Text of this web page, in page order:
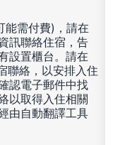
能需付費)，請在
訊聯絡住宿，告
設置櫃台。請在
聯絡，以安排入住
認電子郵件中找
以取得入住相關
由自動翻譯工具